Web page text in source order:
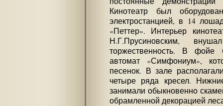
Кинотеатр был
электростанцией, в 14
«Петтер». Интерьер
Н.Г.Прусиновским,
торжественность. В фойе
автомат «Симфониум»,
песенок. В зале
четыре ряда кресел.
занимали обыкновенно
обрамленной декорацией